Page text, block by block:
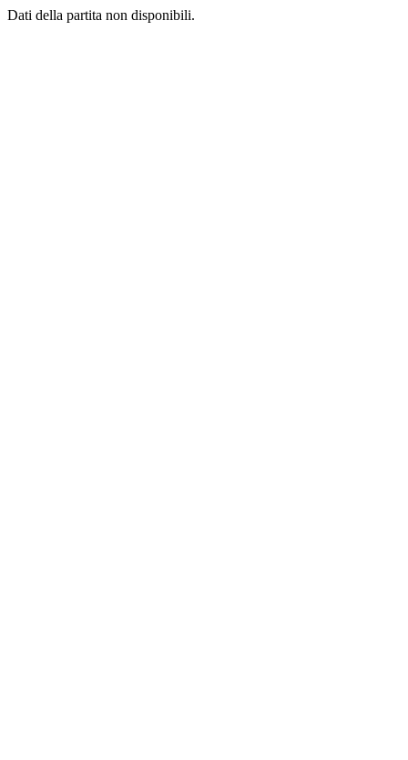
Dati della partita non disponibili.